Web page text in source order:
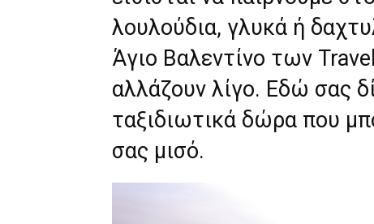
λουλούδια, γλυκά ή
Άγιο Βαλεντίνο των
αλλάζουν λίγο. Εδώ σας
ταξιδιωτικά δώρα που
σας μισό.